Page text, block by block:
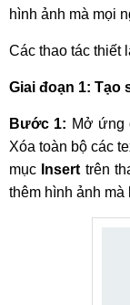
hình ảnh mà mọi
Các thao tác thiết
Giai đoạn 1: Tạo
Bước 1: Mở ứng
Xóa toàn bộ các
mục Insert trên
thêm hình ảnh mà